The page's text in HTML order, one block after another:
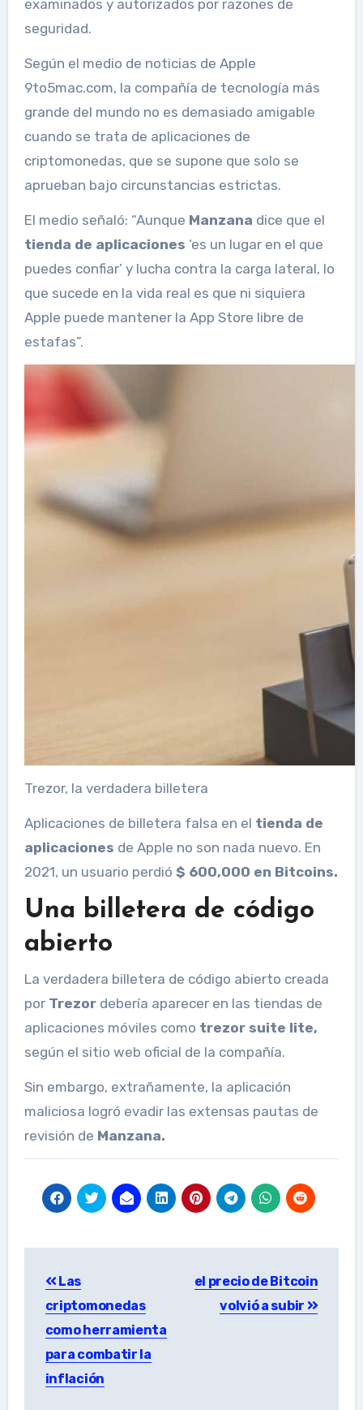
examinados y autorizados por razones de
seguridad.
Según el medio de noticias de Apple
9to5mac.com, la compañía de tecnología más
grande del mundo no es demasiado amigable
cuando se trata de aplicaciones de
criptomonedas, que se supone que solo se
aprueban bajo circunstancias estrictas.
El medio señaló: “Aunque Manzana dice que el
tienda de aplicaciones ‘es un lugar en el que
puedes confiar’ y lucha contra la carga lateral, lo
que sucede en la vida real es que ni siquiera
Apple puede mantener la App Store libre de
estafas”.
Trezor, la verdadera billetera
Aplicaciones de billetera falsa en el tienda de
aplicaciones de Apple no son nada nuevo. En
2021, un usuario perdió $ 600,000 en Bitcoins.
Una billetera de código
abierto
La verdadera billetera de código abierto creada
por Trezordebería aparecer en las tiendas de
aplicaciones móviles como trezor suite lite,
según el sitio web oficial de la compañía.
Sin embargo, extrañamente, la aplicación
maliciosa logró evadir las extensas pautas de
revisión de Manzana.
navigation
Las
criptomonedas
como herramienta
para combatir la
inflación
el precio de Bitcoin
volvió a subir